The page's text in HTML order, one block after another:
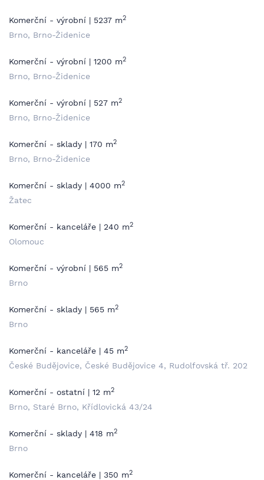
Komerční - výrobní | 5237 m2
Brno, Brno-Židenice
Komerční - výrobní | 1200 m2
Brno, Brno-Židenice
Komerční - výrobní | 527 m2
Brno, Brno-Židenice
Komerční - sklady | 170 m2
Brno, Brno-Židenice
Komerční - sklady | 4000 m2
Žatec
Komerční - kanceláře | 240 m2
Olomouc
Komerční - výrobní | 565 m2
Brno
Komerční - sklady | 565 m2
Brno
Komerční - kanceláře | 45 m2
České Budějovice, České Budějovice 4, Rudolfovská tř. 202
Komerční - ostatní | 12 m2
Brno, Staré Brno, Křídlovická 43/24
Komerční - sklady | 418 m2
Brno
Komerční - kanceláře | 350 m2